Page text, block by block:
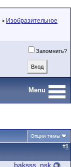
> Изобразительное
Запомнить?
Menu
Опции темы
#1
baksss_nsk